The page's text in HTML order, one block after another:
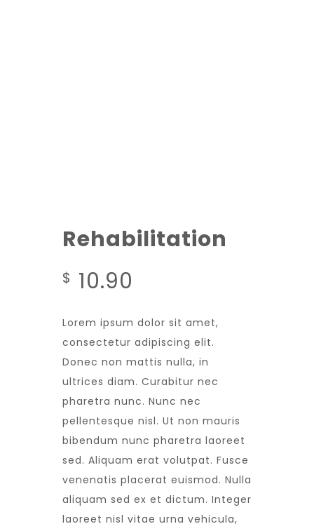
Rehabilitation
$ 10.90
Lorem ipsum dolor sit amet,
consectetur adipiscing elit.
Donec non mattis nulla, in
ultrices diam. Curabitur nec
pharetra nunc. Nunc nec
pellentesque nisl. Ut non mauris
bibendum nunc pharetra laoreet
sed. Aliquam erat volutpat. Fusce
venenatis placerat euismod. Nulla
aliquam sed ex et dictum. Integer
laoreet nisl vitae urna vehicula,